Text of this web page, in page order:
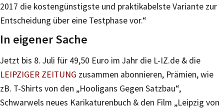
2017 die kostengünstigste und praktikabelste Variante zur
Entscheidung über eine Testphase vor.“
In eigener Sache
Jetzt bis 8. Juli für 49,50 Euro im Jahr die L-IZ.de & die
LEIPZIGER ZEITUNG zusammen abonnieren, Prämien, wie
zB. T-Shirts von den „Hooligans Gegen Satzbau“,
Schwarwels neues Karikaturenbuch & den Film „Leipzig von